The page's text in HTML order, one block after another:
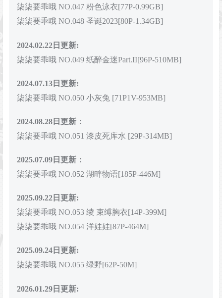
柒柒要乖哦 NO.047 粉色泳衣[77P-0.99GB]
柒柒要乖哦 NO.048 圣诞2023[80P-1.34GB]
2024.02.22日更新:
柒柒要乖哦 NO.049 纸醉金迷Part.II[96P-510MB]
2024.07.13日更新:
柒柒要乖哦 NO.050 小灰兔 [71P1V-953MB]
2024.08.28日更新：
柒柒要乖哦 NO.051 漆皮死库水 [29P-314MB]
2025.07.09日更新：
柒柒要乖哦 NO.052 湖畔物语[185P-446M]
2025.09.22日更新:
柒柒要乖哦 NO.053 绫 束缚胸衣[14P-399M]
柒柒要乖哦 NO.054 洋娃娃[87P-464M]
2025.09.24日更新:
柒柒要乖哦 NO.055 绿野[62P-50M]
2026.01.29日更新: